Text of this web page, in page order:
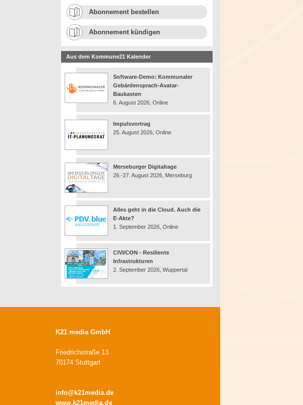
Abonnement bestellen
Abonnement kündigen
Aus dem Kommune21 Kalender
Software-Demo: Kommunaler
Gebärdensprach-Avatar-
Baukasten
6. August 2026, Online
Impulsvortrag
25. August 2026, Online
Merseburger Digitaltage
26.-27. August 2026, Merseburg
Alles geht in die Cloud. Auch die
E-Akte?
1. September 2026, Online
CIVI/CON - Resiliente
Infrastrukturen
2. September 2026, Wuppertal
K21 media GmbH
Friedrichstraße 13
70174 Stuttgart
info@k21media.de
www.k21media.de